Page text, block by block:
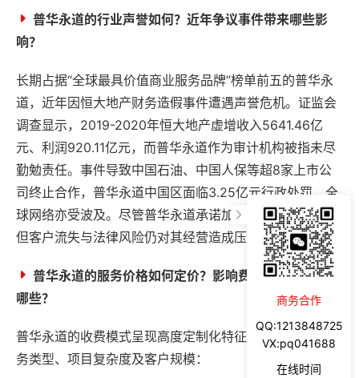
普华永道的行业声誉如何？近年争议事件带来哪些影
响？
长期占据“全球最具价值商业服务品牌”榜单前五的普华永
道，近年因恒大地产财务造假事件遭遇声誉危机。证监会
调查显示，2019-2020年恒大地产虚增收入5641.46亿
元、利润920.11亿元，而普华永道作为审计机构被指未尽
勤勉责任。事件导致中国石油、中国人保等超8家上市公
司终止合作，普华永道中国区面临3.25亿元行政处罚，全
球网络亦受波及。尽管普华永道承诺加强审计质量控制，
但客户流失与法律风险仍对其经营造成压力。
普华永道的服务价格如何定价？影响费用的关键因素有
哪些？
普华永道的收费模式呈现高度定制化特征，费用取决于服
务类型、项目复杂度及客户规模：
商务合作
QQ:1213848725
VX:pq041688
在线时间